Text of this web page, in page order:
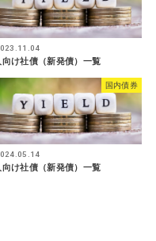
向け社債（新発債）一覧
国内債券
向け社債（新発債）一覧